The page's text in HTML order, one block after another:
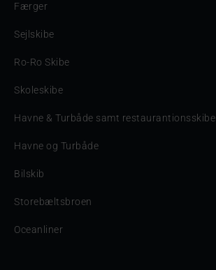
Færger
Sejlskibe
Ro-Ro Skibe
Skoleskibe
Havne & Turbåde samt restaurantionsskibe
Havne og Turbåde
Bilskib
Storebæltsbroen
Oceanliner